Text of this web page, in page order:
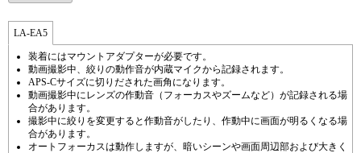
LA-EA5
装着にはマウントアダプターが必要です。
動画撮影中、絞りの動作音が内蔵マイクから記録されます。
APS-Cサイズに切りだされた画角になります。
動画撮影中にレンズの作動音（フォーカスやズームなど）が記録される場
合があります。
撮影中に絞りを変更すると作動音がしたり、作動中に画面が明るくなる場
合があります。
オートフォーカスは動作しますが、暗いシーンや画面周辺部および大きく